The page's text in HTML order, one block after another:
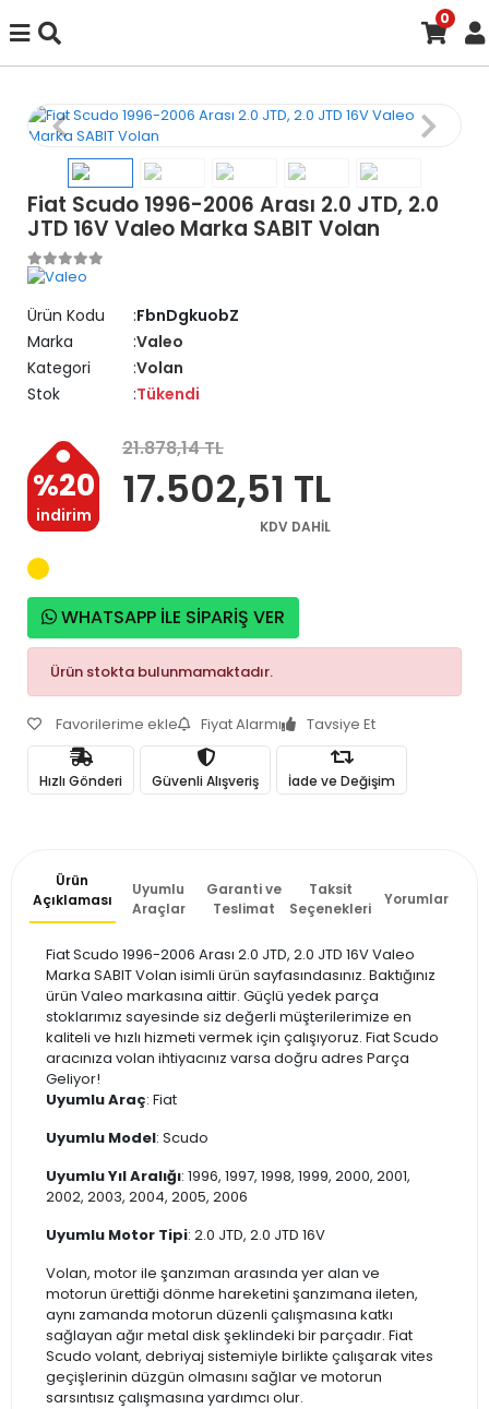
0
Fiat Scudo 1996-2006 Arası 2.0 JTD, 2.0
JTD 16V Valeo Marka SABIT Volan
Ürün Kodu
FbnDgkuobZ
Marka
Valeo
Kategori
Volan
Stok
Tükendi
%20
indirim
21.878,14 TL
17.502,51 TL
KDV DAHİL
WHATSAPP İLE SİPARİŞ VER
Ürün stokta bulunmamaktadır.
Favorilerime ekle Fiyat Alarmı Tavsiye Et
Hızlı Gönderi Güvenli Alışveriş İade ve Değişim
Ürün
Açıklaması
Uyumlu
Araçlar
Garanti ve
Teslimat
Taksit
Seçenekleri
Yorumlar
Fiat Scudo 1996-2006 Arası 2.0 JTD, 2.0 JTD 16V Valeo
Marka SABIT Volan isimli ürün sayfasındasınız. Baktığınız
ürün Valeo markasına aittir. Güçlü yedek parça
stoklarımız sayesinde siz değerli müşterilerimize en
kaliteli ve hızlı hizmeti vermek için çalışıyoruz. Fiat Scudo
aracınıza volan ihtiyacınız varsa doğru adres Parça
Geliyor!
Uyumlu Araç: Fiat
Uyumlu Model: Scudo
Uyumlu Yıl Aralığı: 1996, 1997, 1998, 1999, 2000, 2001,
2002, 2003, 2004, 2005, 2006
Uyumlu Motor Tipi: 2.0 JTD, 2.0 JTD 16V
Volan, motor ile şanzıman arasında yer alan ve
motorun ürettiği dönme hareketini şanzımana ileten,
aynı zamanda motorun düzenli çalışmasına katkı
sağlayan ağır metal disk şeklindeki bir parçadır. Fiat
Scudo volant, debriyaj sistemiyle birlikte çalışarak vites
geçişlerinin düzgün olmasını sağlar ve motorun
sarsıntısız çalışmasına yardımcı olur.